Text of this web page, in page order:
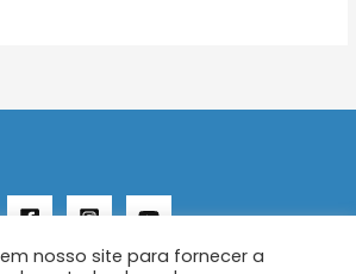
nosso site para fornecer a